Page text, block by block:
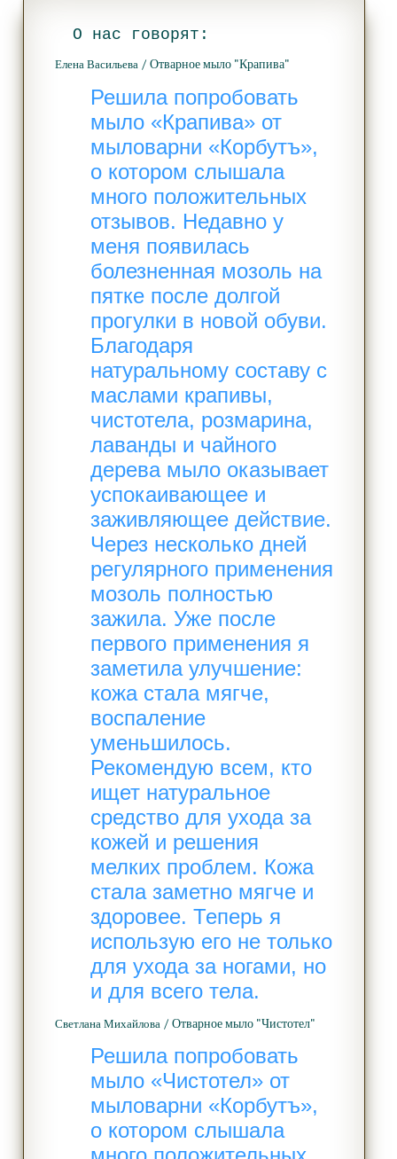
О нас говорят:
Елена Васильева / Отварное мыло "Крапива"
Решила попробовать
мыло «Крапива» от
мыловарни «Корбутъ»,
о котором слышала
много положительных
отзывов. Недавно у
меня появилась
болезненная мозоль на
пятке после долгой
прогулки в новой обуви.​
Благодаря
натуральному составу с
маслами крапивы,
чистотела, розмарина,
лаванды и чайного
дерева мыло оказывает
успокаивающее и
заживляющее действие.
Через несколько дней
регулярного применения
мозоль полностью
зажила. Уже после
первого применения я
заметила улучшение:
кожа стала мягче,
воспаление
уменьшилось.​
Рекомендую всем, кто
ищет натуральное
средство для ухода за
кожей и решения
мелких проблем. Кожа
стала заметно мягче и
здоровее. Теперь я
использую его не только
для ухода за ногами, но
и для всего тела.
Светлана Михайлова / Отварное мыло "Чистотел"
Решила попробовать
мыло «Чистотел» от
мыловарни «Корбутъ»,
о котором слышала